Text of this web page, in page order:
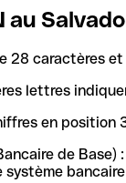
au
28 caractères
lettres
en position
: les chiffres restants